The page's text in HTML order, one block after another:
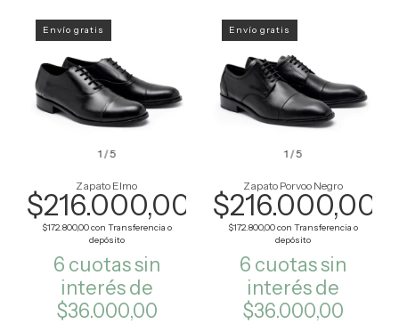
1 /5
Envío gratis
Zapato Elmo
$216.000,00
$172.800,00con Transferencia o
depósito
6 cuotas sin
interés de
$36.000,00
1 /5
Envío gratis
Zapato Porvoo Negro
$216.000,00
$172.800,00con Transferencia o
depósito
6 cuotas sin
interés de
$36.000,00